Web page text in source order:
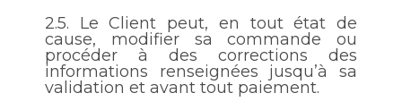
2.5.
Le Client peut, en tout état de
cause, modifier sa commande ou
procéder à des corrections des
informations renseignées jusqu’à sa
validation et avant tout paiement.